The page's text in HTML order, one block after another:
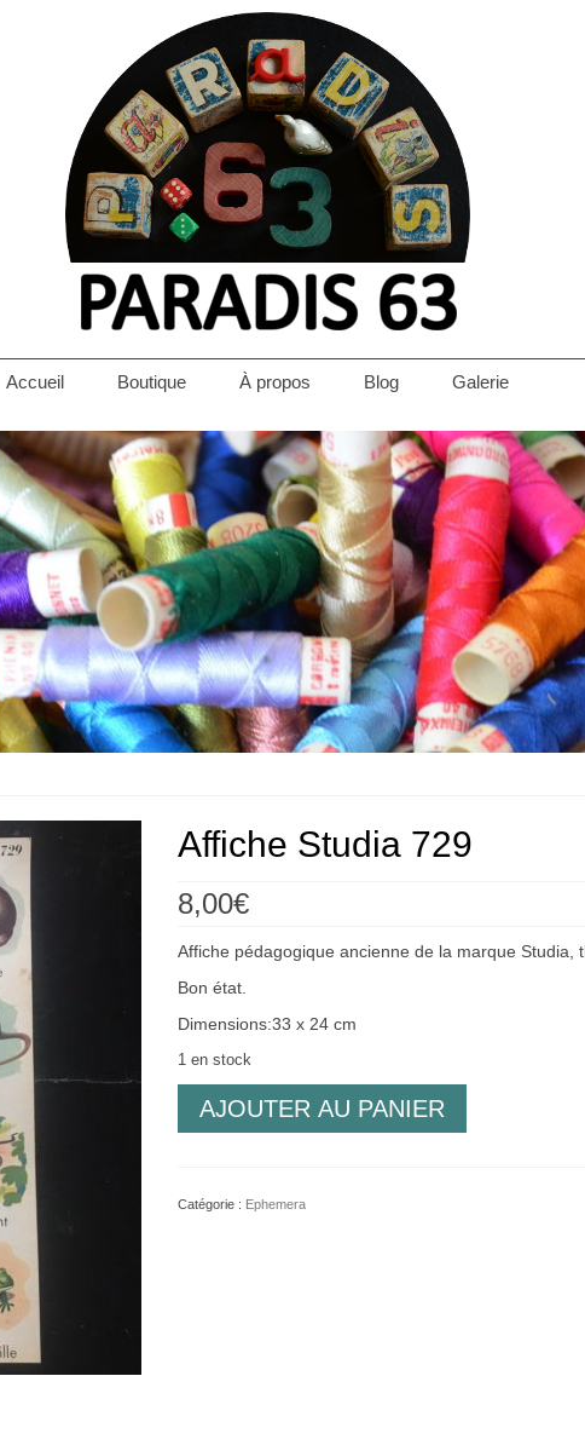
Accueil Boutique À propos Blog Galerie
Affiche Studia 729
8,00€
Affiche pédagogique ancienne de la marque Studia,
Bon état.
Dimensions:33 x 24 cm
1 en stock
AJOUTER AU PANIER
Catégorie : Ephemera